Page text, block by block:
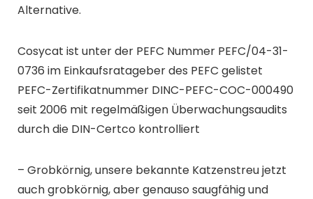
Alternative.
Cosycat ist unter der PEFC Nummer PEFC/04-31-
0736 im Einkaufsratageber des PEFC gelistet
PEFC-Zertifikatnummer DINC-PEFC-COC-000490
seit 2006 mit regelmäßigen Überwachungsaudits
durch die DIN-Certco kontrolliert
– Grobkörnig, unsere bekannte Katzenstreu jetzt
auch grobkörnig, aber genauso saugfähig und